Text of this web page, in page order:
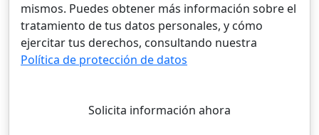
mismos. Puedes obtener más información sobre el
tratamiento de tus datos personales, y cómo
ejercitar tus derechos, consultando nuestra
Política de protección de datos
Solicita información ahora